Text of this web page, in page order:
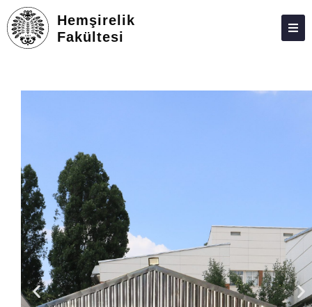
Hemşirelik
Fakültesi
KVKK